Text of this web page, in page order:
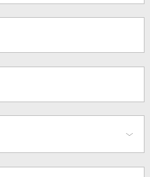
털 전환에 중추
터 리터러시